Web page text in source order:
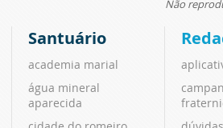
Não
Santuário
academia marial
água mineral
aparecida